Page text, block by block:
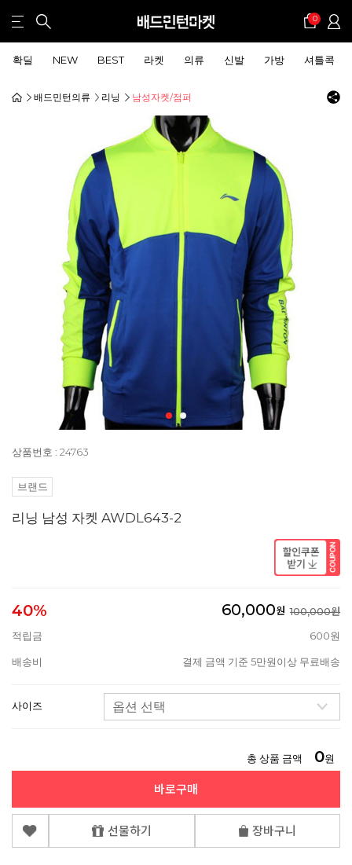
0
확딜 NEW BEST 라켓 의류 신발 가방 셔틀콕
배드민턴의류 리닝 남성자켓/점퍼
상품번호 : 24763
브랜드
리닝 남성 자켓 AWDL643-2
40% 60,000원 100,000원
적립금
600원
배송비 결제 금액 기준 5만원이상 무료배송
사이즈
총 상품 금액 0원
바로구매
선물하기 장바구니